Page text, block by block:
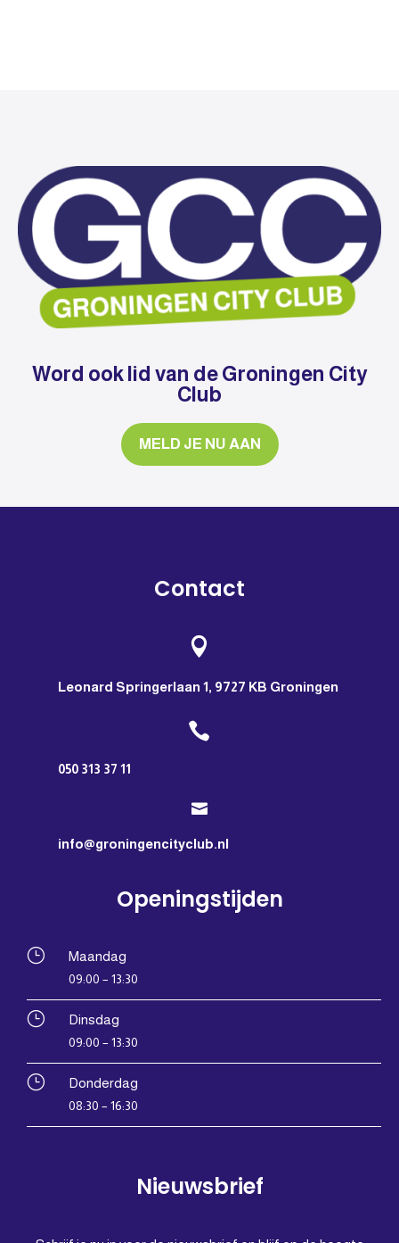
Word ook lid van de Groningen City
Club
MELD JE NU AAN
Contact

Leonard Springerlaan 1, 9727 KB Groningen

050 313 37 11

info@groningencityclub.nl
Openingstijden
} Maandag
09:00 – 13:30
} Dinsdag
09:00 – 13:30
} Donderdag
08:30 – 16:30
Nieuwsbrief